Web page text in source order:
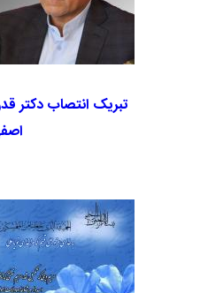
میزبانی حاج
تبریک انتصاب دکتر